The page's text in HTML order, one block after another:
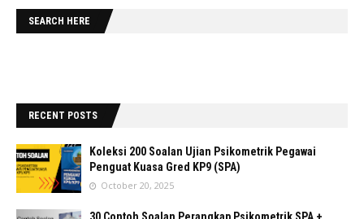
SEARCH HERE
RECENT POSTS
Koleksi 200 Soalan Ujian Psikometrik Pegawai
Penguat Kuasa Gred KP9 (SPA)
October 20, 2025